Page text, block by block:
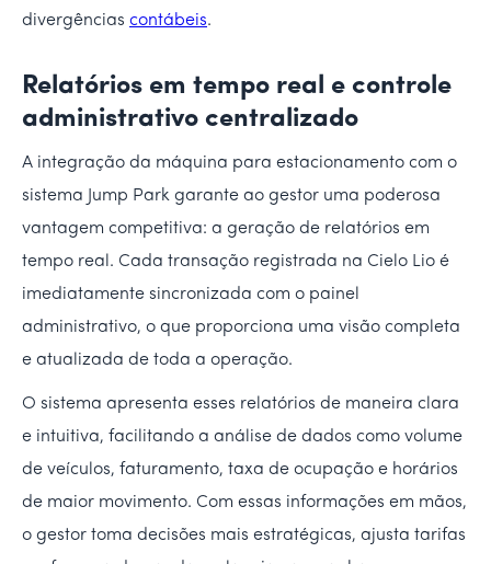
divergências contábeis.
Relatórios em tempo real e controle
administrativo centralizado
A integração da máquina para estacionamento com o
sistema Jump Park garante ao gestor uma poderosa
vantagem competitiva: a geração de relatórios em
tempo real. Cada transação registrada na Cielo Lio é
imediatamente sincronizada com o painel
administrativo, o que proporciona uma visão completa
e atualizada de toda a operação.
O sistema apresenta esses relatórios de maneira clara
e intuitiva, facilitando a análise de dados como volume
de veículos, faturamento, taxa de ocupação e horários
de maior movimento. Com essas informações em mãos,
o gestor toma decisões mais estratégicas, ajusta tarifas